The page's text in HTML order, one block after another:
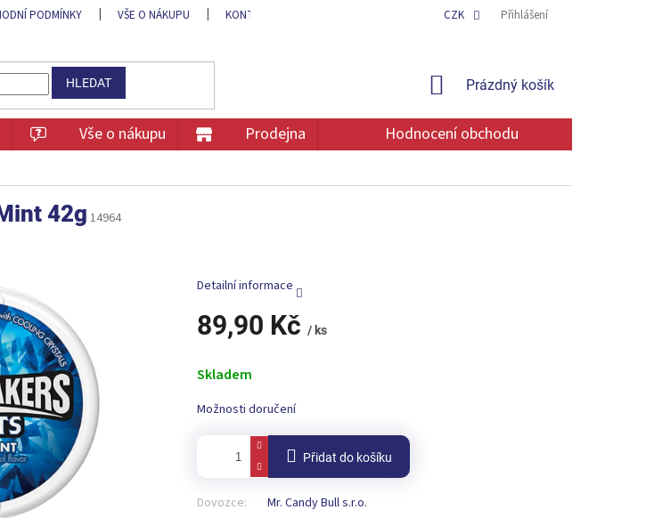
PODMÍNKY VŠE O NÁKUPU KONTAKT OCHRANA OSOBNÍCH ÚDAJŮCZK Přihlášení
HLEDAT
NÁKUPNÍ
Prázdný košík
Vše o nákupu Prodejna Hodnocení obchodu
42g 14964
89,90 Kč / ks
cena:
Skladem
Možnosti doručení
Přidat do košíku
Dovozce: Mr. Candy Bull s.r.o.
Detailní informace